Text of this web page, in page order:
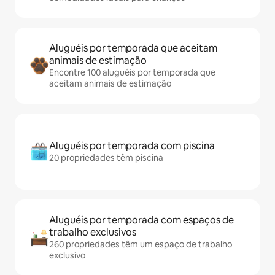
Aluguéis por temporada que aceitam
animais de estimação
Encontre 100 aluguéis por temporada que
aceitam animais de estimação
Aluguéis por temporada com piscina
20 propriedades têm piscina
Aluguéis por temporada com espaços de
trabalho exclusivos
260 propriedades têm um espaço de trabalho
exclusivo